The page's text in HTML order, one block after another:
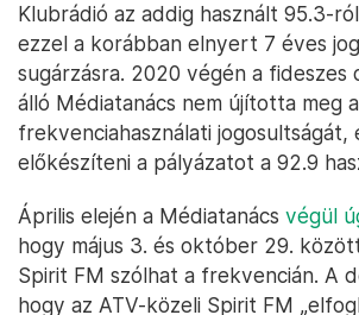
Klubrádió az addig használt 95.3-
ezzel a korábban elnyert 7 éves
sugárzásra. 2020 végén a fideszes
álló Médiatanács nem újította meg
frekvenciahasználati jogosultságát,
előkészíteni a pályázatot a 92.9
Április elején a Médiatanács végül
hogy május 3. és október 29.
Spirit FM szólhat a frekvencián. A
hogy az ATV-közeli Spirit FM